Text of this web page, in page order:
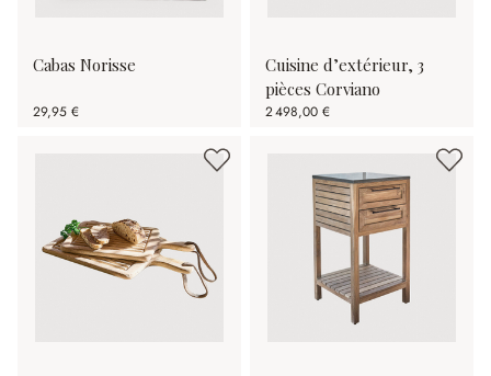
Cabas Norisse
29,95 €
Cuisine d’extérieur, 3
pièces Corviano
2 498,00 €